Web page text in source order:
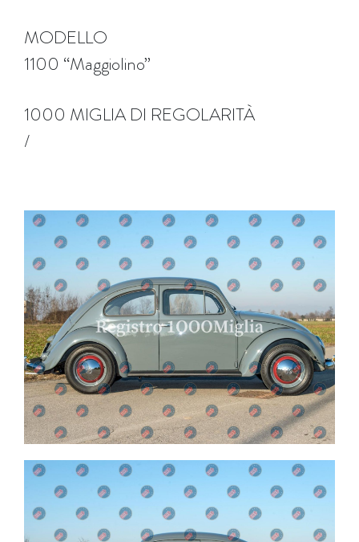
MODELLO
1100 “Maggiolino”
1000 MIGLIA DI REGOLARITÀ
/